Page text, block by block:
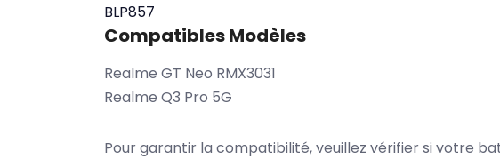
BLP857
Compatibles Modèles
Realme GT Neo RMX3031
Realme Q3 Pro 5G
Pour garantir la compatibilité, veuillez vérifier si votre